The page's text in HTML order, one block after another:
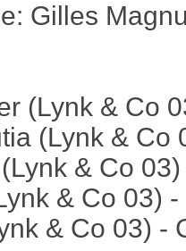
Gilles
(Lynk & Co
(Lynk & Co
& Co
& Co 03)
& Co 03) -